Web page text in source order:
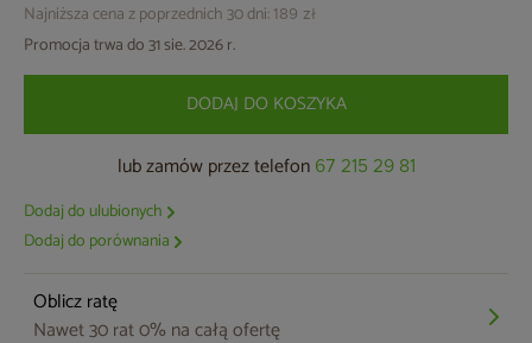
Najniższa cena z poprzednich 30 dni: 189 zł
Promocja trwa do 31 sie. 2026 r.
DODAJ DO KOSZYKA
lub zamów przez telefon 67 215 29 81
Dodaj do ulubionych
Dodaj do porównania
Oblicz ratę
Nawet 30 rat 0% na całą ofertę